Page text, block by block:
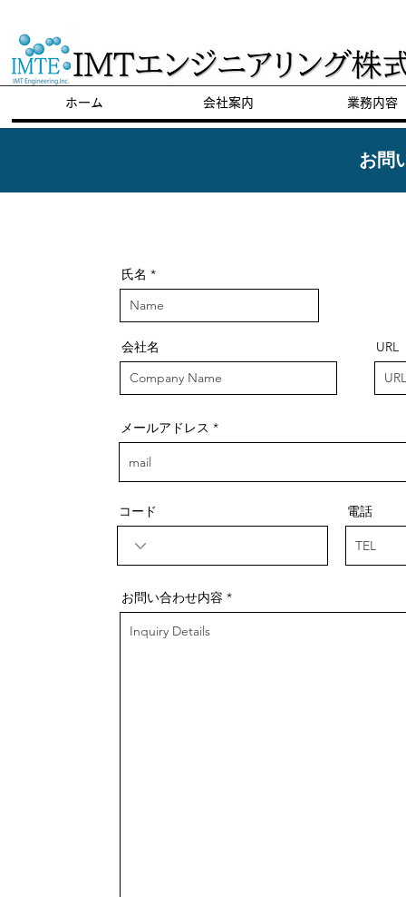
ホーム 会社案内 業務内容
お問
氏名
会社名 URL
メールアドレス
コード 電話
お問い合わせ内容